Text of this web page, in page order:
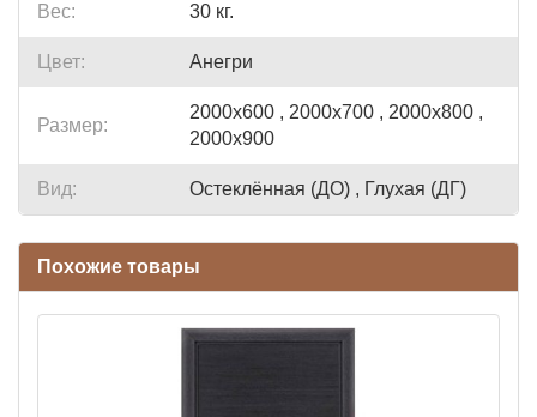
Вес: 30 кг.
Цвет: Анегри
Размер:
2000x600 , 2000x700 , 2000x800 ,
2000x900
Вид: Остеклённая (ДО) , Глухая (ДГ)
Похожие товары